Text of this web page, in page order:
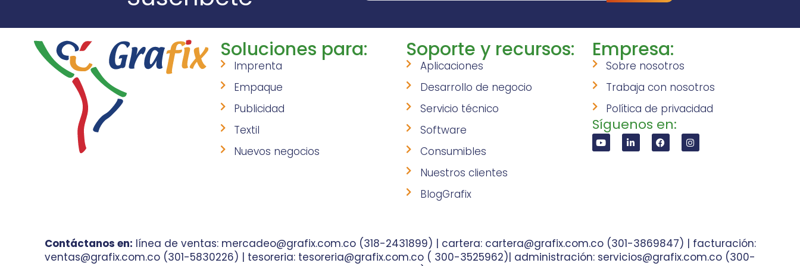
Soluciones para:
Imprenta
Empaque
Publicidad
Textil
Nuevos negocios
Soporte y recursos:
Aplicaciones
Desarrollo de negocio
Servicio técnico
Software
Consumibles
Nuestros clientes
BlogGrafix
Empresa:
Sobre nosotros
Trabaja con nosotros
Política de privacidad
Síguenos en:
Contáctanos en: línea de ventas: mercadeo@grafix.com.co (318-2431899) | cartera: cartera@grafix.com.co (301-3869847) | facturación:
ventas@grafix.com.co (301-5830226) | tesoreria: tesoreria@grafix.com.co ( 300-3525962)| administración: servicios@grafix.com.co (300-